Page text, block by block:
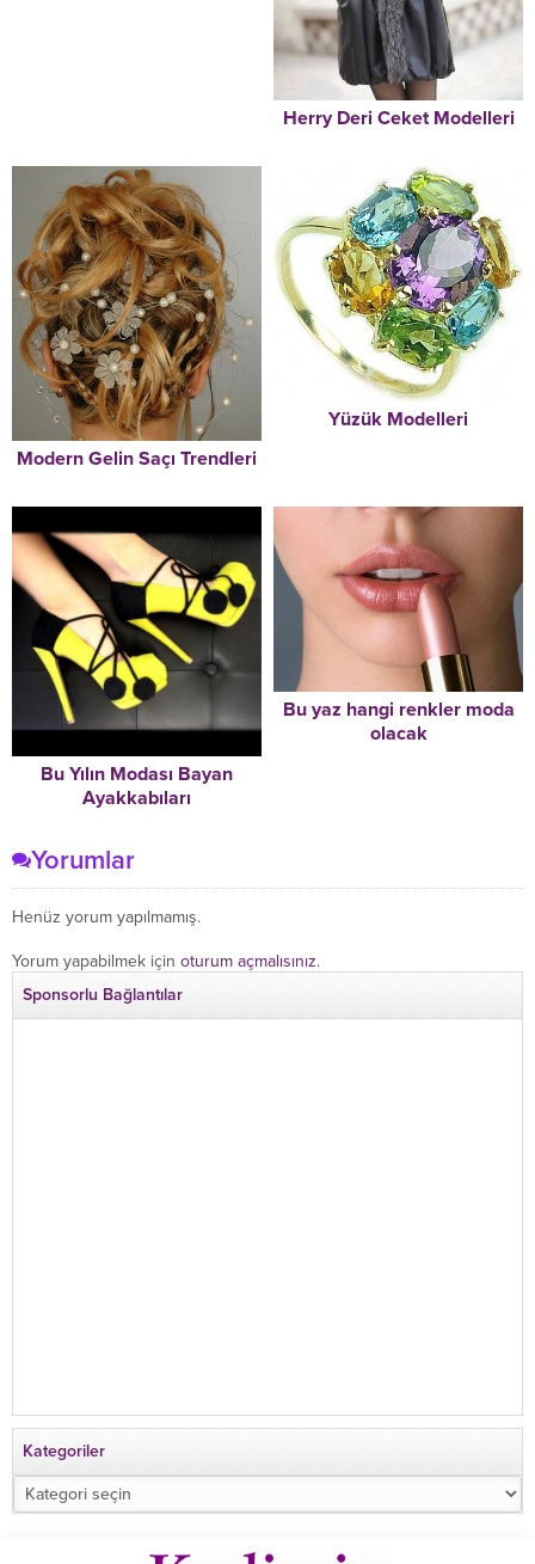
Herry Deri Ceket Modelleri
Modern Gelin Saçı Trendleri
Yüzük Modelleri
Bu Yılın Modası Bayan
Ayakkabıları
Bu yaz hangi renkler moda
olacak
Yorumlar
Henüz yorum yapılmamış.
Yorum yapabilmek için oturum açmalısınız.
Sponsorlu Bağlantılar
Kategoriler
Kategoriler